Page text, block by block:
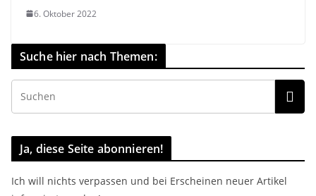
6. Oktober 2022
Suche hier nach Themen:
Ja, diese Seite abonnieren!
Ich will nichts verpassen und bei Erscheinen neuer Artikel